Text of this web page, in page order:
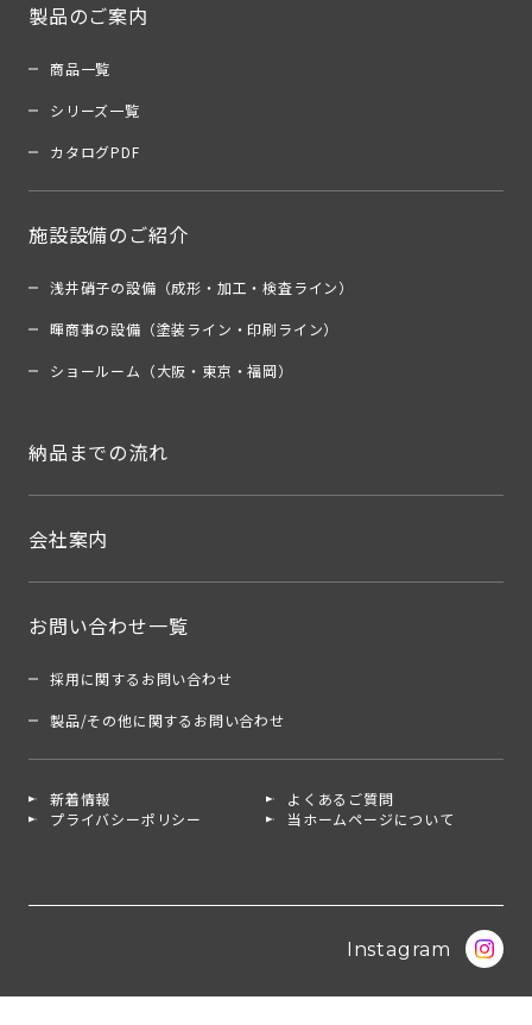
製品のご案内
商品一覧
シリーズ一覧
カタログPDF
施設設備のご紹介
浅井硝子の設備（成形・加工・検査ライン）
暉商事の設備（塗装ライン・印刷ライン）
ショールーム（大阪・東京・福岡）
納品までの流れ
会社案内
お問い合わせ一覧
採用に関するお問い合わせ
製品/その他に関するお問い合わせ
新着情報
よくあるご質問
プライバシーポリシー
当ホームページについて
Instagram